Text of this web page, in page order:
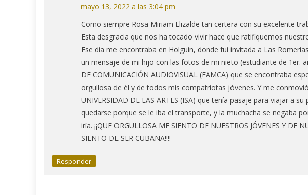
mayo 13, 2022 a las 3:04 pm
Como siempre Rosa Miriam Elizalde tan certera con su excelente
Esta desgracia que nos ha tocado vivir hace que ratifiquemos
Ese día me encontraba en Holguín, donde fui invitada a Las
un mensaje de mi hijo con las fotos de mi nieto (estudiante de 1er.
DE COMUNICACIÓN AUDIOVISUAL (FAMCA) que se encontraba
orgullosa de él y de todos mis compatriotas jóvenes. Y me
UNIVERSIDAD DE LAS ARTES (ISA) que tenía pasaje para viajar a
quedarse porque se le iba el transporte, y la muchacha se negaba
iría. ¡¡QUE ORGULLOSA ME SIENTO DE NUESTROS JÓVENES Y DE
SIENTO DE SER CUBANA!!!!
Responder